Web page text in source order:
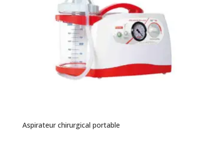
Aspirateur chirurgical portable